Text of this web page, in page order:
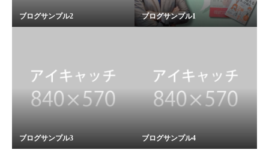
ブログサンプル2 ブログサンプル1
ブログサンプル3 ブログサンプル4